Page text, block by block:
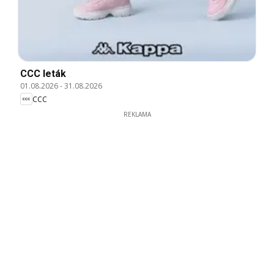
CCC leták
01.08.2026-31.08.2026
CCC
REKLAMA